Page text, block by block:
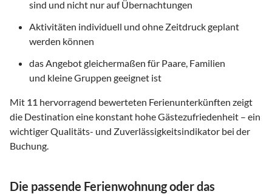
sind und nicht nur auf Übernachtungen
Aktivitäten individuell und ohne Zeitdruck geplant
werden können
das Angebot gleichermaßen für Paare, Familien
und kleine Gruppen geeignet ist
Mit 11 hervorragend bewerteten Ferienunterkünften zeigt
die Destination eine konstant hohe Gästezufriedenheit – ein
wichtiger Qualitäts- und Zuverlässigkeitsindikator bei der
Buchung.
Die passende Ferienwohnung oder das